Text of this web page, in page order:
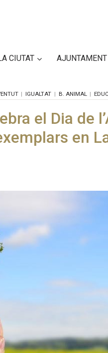
CIUTAT AJUNTAMENT
IGUALTAT B. ANIMAL
el Dia de
en